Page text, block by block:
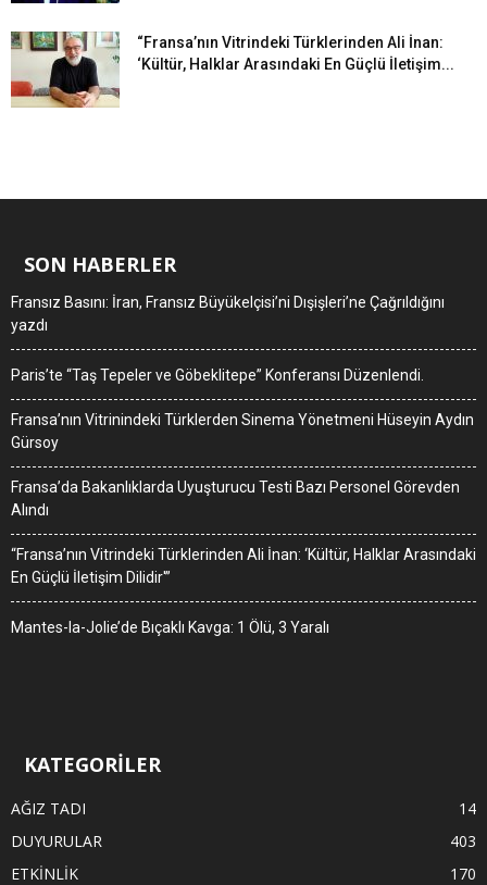
“Fransa’nın Vitrindeki Türklerinden Ali İnan:
‘Kültür, Halklar Arasındaki En Güçlü İletişim...
SON HABERLER
Fransız Basını: İran, Fransız Büyükelçisi’ni Dışişleri’ne Çağrıldığını
yazdı
Paris’te “Taş Tepeler ve Göbeklitepe” Konferansı Düzenlendi.
Fransa’nın Vitrinindeki Türklerden Sinema Yönetmeni Hüseyin Aydın
Gürsoy
Fransa’da Bakanlıklarda Uyuşturucu Testi Bazı Personel Görevden
Alındı
“Fransa’nın Vitrindeki Türklerinden Ali İnan: ‘Kültür, Halklar Arasındaki
En Güçlü İletişim Dilidir'”
Mantes-la-Jolie’de Bıçaklı Kavga: 1 Ölü, 3 Yaralı
KATEGORİLER
AĞIZ TADI
14
DUYURULAR
403
ETKİNLİK
170